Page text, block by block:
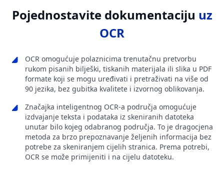
Pojednostavite dokumentaciju uz
OCR
OCR omogućuje polaznicima trenutačnu pretvorbu
rukom pisanih bilješki, tiskanih materijala ili slika u PDF
formate koji se mogu uređivati i pretraživati na više od
90 jezika, bez gubitka kvalitete i izvornog oblikovanja.
Značajka inteligentnog OCR-a područja omogućuje
izdvajanje teksta i podataka iz skeniranih datoteka
unutar bilo kojeg odabranog područja. To je dragocjena
metoda za brzo prepoznavanje željenih informacija bez
potrebe za skeniranjem cijelih stranica. Prema potrebi,
OCR se može primijeniti i na cijelu datoteku.